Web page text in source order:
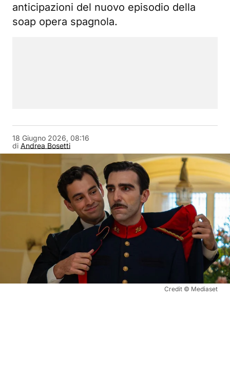
anticipazioni del nuovo episodio della
soap opera spagnola.
di Andrea Bosetti
18 Giugno 2026, 08:16
Credit © Mediaset